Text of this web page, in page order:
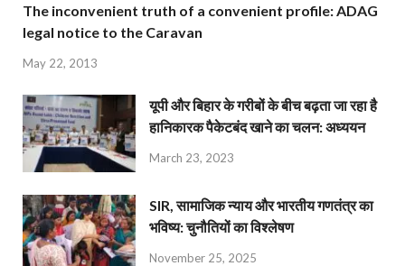
The inconvenient truth of a convenient profile: ADAG
legal notice to the Caravan
May 22, 2013
यूपी और बिहार के गरीबों के बीच बढ़ता जा रहा है
हानिकारक पैकेटबंद खाने का चलन: अध्ययन
March 23, 2023
SIR, सामाजिक न्याय और भारतीय गणतंत्र का
भविष्य: चुनौतियों का विश्लेषण
November 25, 2025